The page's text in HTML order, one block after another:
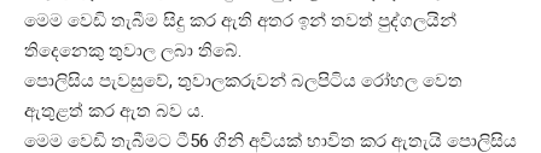
මෙම වෙඩි තැබීම සිදු කර ඇති අතර ඉන් තවත් පුද්ගලයින්
තිදෙනෙකු තුවාල ලබා තිබේ.
පොලිසිය පැවසුවේ, තුවාලකරුවන් බලපිටිය රෝහල වෙත
ඇතුළත් කර ඇත බව ය.
මෙම වෙඩි තැබීමට ටී56 ගිනි අවියක් භාවිත කර ඇතැයි පොලිසිය